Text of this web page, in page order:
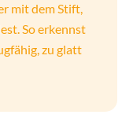
mit dem Stift,
So erkennst
zu glatt